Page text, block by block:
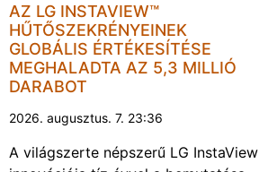
AZ LG INSTAVIEW™
HŰTŐSZEKRÉNYEINEK
GLOBÁLIS ÉRTÉKESÍTÉSE
MEGHALADTA AZ 5,3 MILLIÓ
DARABOT
2026. augusztus. 7. 23:36
A világszerte népszerű LG InstaView